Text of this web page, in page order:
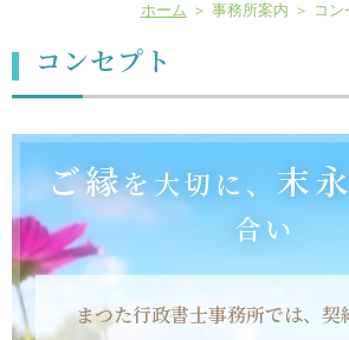
ホーム ＞ 事務所案内 ＞ コン
コンセプト
ご縁を大切に、 末
合い
まつた行政書士事務所では、契